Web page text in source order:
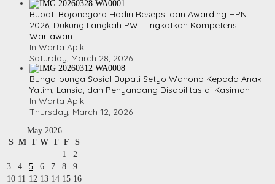
Bupati Bojonegoro Hadiri Resepsi dan Awarding HPN
2026, Dukung Langkah PWI Tingkatkan Kompetensi
Wartawan
In Warta Apik
Saturday, March 28, 2026
Bunga-bunga Sosial Bupati Setyo Wahono Kepada Anak
Yatim, Lansia, dan Penyandang Disabilitas di Kasiman
In Warta Apik
Thursday, March 12, 2026
May 2026
S M T W T F
S
1
2
3
4 5 6 7 8
9
10 11 12 13 14 15 16